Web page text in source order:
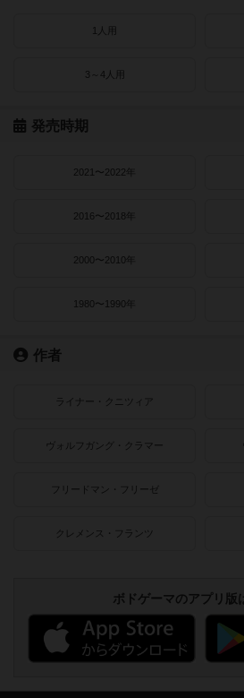
1人用
3～4人用
発売時期
2021〜2022年
2016〜2018年
2000〜2010年
1980〜1990年
作者
ライナー・クニツィア
ヴォルフガング・クラマー
フリードマン・フリーゼ
クレメンス・フランツ
ボドゲーマのアプリ版